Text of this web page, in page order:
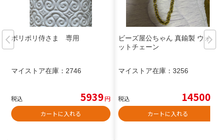
ポリポリ侍さま 専用
マイストア在庫： 2746
税込 5939円
カートに入れる
ビーズ屋公ちゃん 真鍮製 ウォレ
ットチェーン
マイストア在庫： 3256
税込 14500
カートに入れる